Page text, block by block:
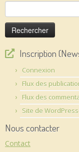
Rechercher :
Inscription
Connexion
Flux des
Flux des
Site de
Nous contacter
Contact